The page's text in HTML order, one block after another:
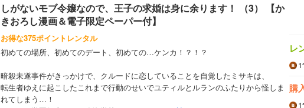
しがないモブ令嬢なので、王子の求婚は身に余ります！ （3） 【か
きおろし漫画＆電子限定ペーパー付】
お得な375ポイントレンタル
初めての場所、初めてのデート、初めての…ケンカ！？！？
暗殺未遂事件がきっかけで、クルードに恋していることを自覚したミサキは、
転生者ゆえに起こしたこれまで行動のせいでユティルとルランのふたりから怪しま
れてしまう…！
レ
購